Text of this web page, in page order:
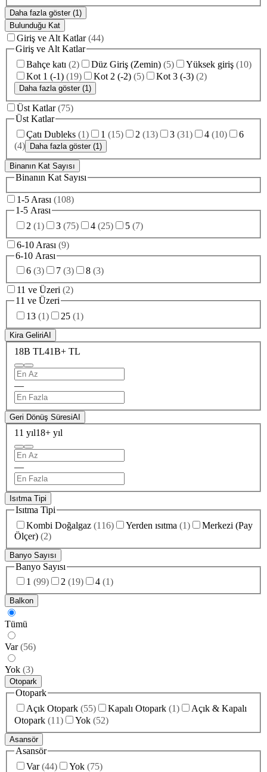
Daha fazla göster (1)
Bulunduğu Kat
Giriş ve Alt Katlar (44)
Giriş ve Alt Katlar
Bahçe katı (2) Düz Giriş (Zemin) (5) Yüksek giriş (10)
Kot 1 (-1) (19) Kot 2 (-2) (5) Kot 3 (-3) (2)
Daha fazla göster (1)
Üst Katlar (75)
Üst Katlar
Çatı Dubleks (1) 1 (15) 2 (13) 3 (31) 4 (10)
6
(4) Daha fazla göster (1)
Binanın Kat Sayısı
Binanın Kat Sayısı
1-5 Arası (108)
1-5 Arası
2 (1) 3 (75) 4 (25) 5 (7)
6-10 Arası (9)
6-10 Arası
6 (3) 7 (3) 8 (3)
11 ve Üzeri (2)
11 ve Üzeri
13 (1) 25 (1)
Kira GeliriAI
18B TL41B+ TL
—
Geri Dönüş SüresiAI
11 yıl18+ yıl
—
Isıtma Tipi
Isıtma Tipi
Kombi Doğalgaz (116) Yerden ısıtma (1)
Merkezi (Pay
Ölçer) (2)
Banyo Sayısı
Banyo Sayısı
1 (99) 2 (19) 4 (1)
Balkon
Tümü
Var (56)
Yok (3)
Otopark
Otopark
Açık Otopark (55) Kapalı Otopark (1)
Açık & Kapalı
Otopark (11) Yok (52)
Asansör
Asansör
Var (44) Yok (75)